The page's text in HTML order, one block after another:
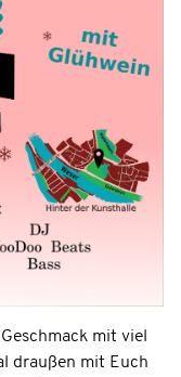
mit viel
draußen mit Euch